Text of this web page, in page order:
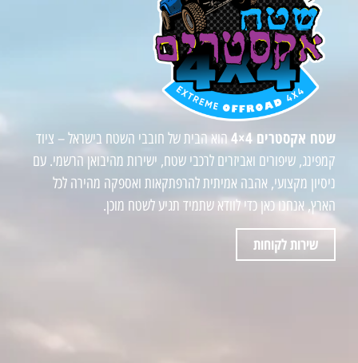
שטח אקסטרים 4×4
הוא הבית של חובבי השטח בישראל – ציוד
קמפינג, שיפורים ואביזרים לרכבי שטח, ישירות מהיבואן הרשמי. עם
ניסיון מקצועי, אהבה אמיתית להרפתקאות ואספקה מהירה לכל
הארץ, אנחנו כאן כדי לוודא שתמיד תגיע לשטח מוכן.
שירות לקוחות